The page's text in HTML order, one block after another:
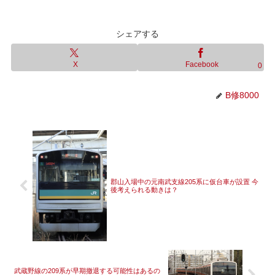
シェアする
X Facebook 0
B修8000
郡山入場中の元南武支線205系に仮台車が設置 今
後考えられる動きは？
武蔵野線の209系が早期撤退する可能性はあるの